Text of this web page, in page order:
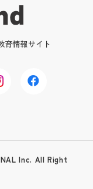
育情報サイト
Inc. All Right